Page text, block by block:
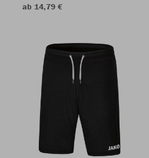
ab 14,79 €